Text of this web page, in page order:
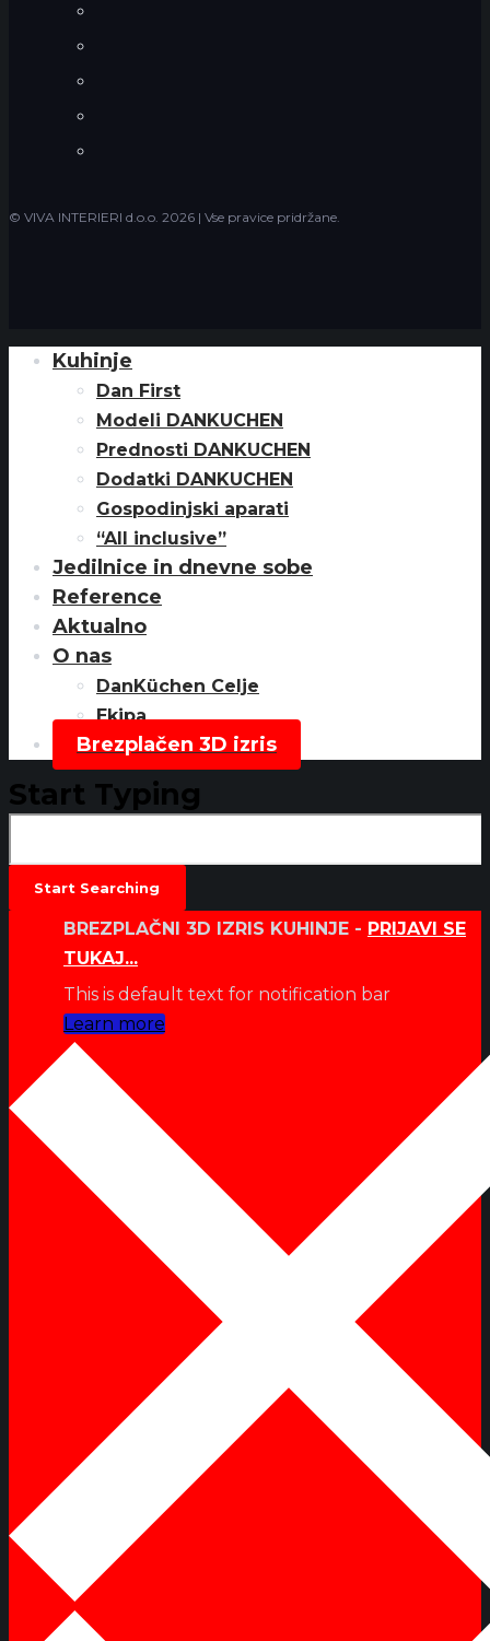
© VIVA INTERIERI d.o.o. 2026 | Vse pravice pridržane.
CloseKuhinje
Dan First
Modeli DANKUCHEN
Prednosti DANKUCHEN
Dodatki DANKUCHEN
Gospodinjski aparati
“All inclusive”
Jedilnice in dnevne sobe
Reference
Aktualno
O nas
DanKüchen Celje
Ekipa
Brezplačen 3D izris
Start Typing
BREZPLAČNI 3D IZRIS KUHINJE - PRIJAVI SE
TUKAJ...
This is default text for notification bar
Learn more